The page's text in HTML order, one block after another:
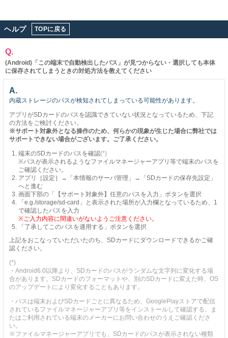
ヘルプ TOPに戻る
Q.
(Android)「この端末で自動検出したパス」が見つからない・選択しても本体
に保存されてしまうときの対処方法を教えてください
A.
内蔵ストレージのパスが検知されてしまっている可能性があります。
アプリがSDカードのパスを認識できていない状況となっているため、下記
の方法をご検討ください。
※サポート対象外となる操作のため、何らかの現象が生じた場合に弊社では
サポートできない場合がございます。ご了承ください。
端末のSDカードのパスを確認(*)
※パスが表示されるようなファイルマネージャーアプリ等で端末のパスを
ご確認ください。
アプリ［設定］→「本情報のサーバ管理」→「SDカードの保存先設定」
へと進む
画面下部の「【サポート対象外】任意のパスを入力」ボタンを選択
「e.g./storage/sd-card」と表示された場所が入力欄となっているため、1
で確認したパスを入力
※ご入力内容に間違いがないようご注意ください。
「了承してこのパスを適用する」ボタンを選択
上記をおこなっていただいたのち、SDカードにダウンロードできるかご確
認ください。
(*)
・Android6.0以降より、SDカードのパスがランダムな文字列に変化する場
合があります。SDカードのフォーマットや、別のSDカードに変えた時、OS
のアップデートにより変化することもあります。
・パスは端末およびSDカードごとに異なるため、GooglePlayストアで配信
されているファイルマネージャーアプリ等をインストールして確認する、ま
たはご利用されている端末のメーカーにお問い合わせのうえご確認くださ
い。
※ファイルマネージャーアプリでも、SDカードのパスが表示されない種類